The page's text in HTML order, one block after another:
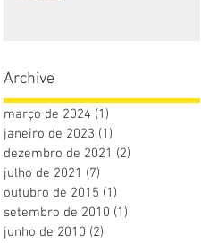
Archive
março de 2024 (1)
janeiro de 2023 (1)
dezembro de 2021 (2)
julho de 2021 (7)
outubro de 2015 (1)
setembro de 2010 (1)
junho de 2010 (2)